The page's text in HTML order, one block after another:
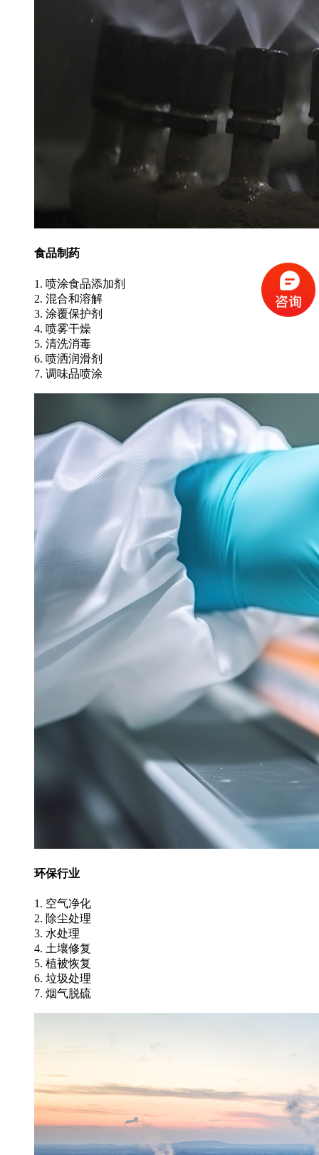
食品制药
1. 喷涂食品添加剂
2. 混合和溶解
3. 涂覆保护剂
4. 喷雾干燥
5. 清洗消毒
6. 喷洒润滑剂
7. 调味品喷涂
环保行业
1. 空气净化
2. 除尘处理
3. 水处理
4. 土壤修复
5. 植被恢复
6. 垃圾处理
7. 烟气脱硫